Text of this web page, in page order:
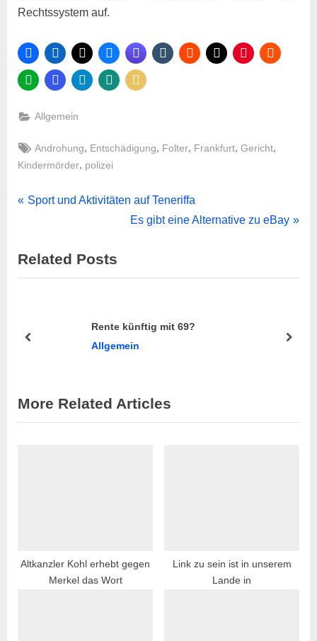
Rechtssystem auf.
Allgemein
Tags:
Androhung Entschädigung Folter Frankfurt ,Gericht
Kindermörder polizei
Beitragsnavigation
P
v
i
s
s
Sport und Aktivitäten auf Teneriffa
N
t
Es gibt eine Alternative zu eBay
Related Posts
Rente künftig mit 69?
Allgemein
prev next
More Related Articles
Altkanzler Kohl erhebt gegen
Merkel das Wort
Link zu sein ist in unserem
Lande in